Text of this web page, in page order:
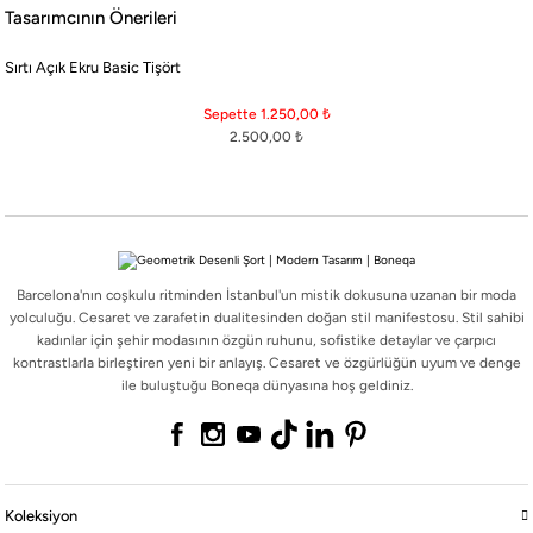
Tasarımcının Önerileri
Sırtı Açık Ekru Basic Tişört
2.500,00 ₺
Sepette 1.250,00₺
Barcelona'nın coşkulu ritminden İstanbul'un mistik dokusuna uzanan bir moda
yolculuğu. Cesaret ve zarafetin dualitesinden doğan stil manifestosu. Stil sahibi
kadınlar için şehir modasının özgün ruhunu, sofistike detaylar ve çarpıcı
kontrastlarla birleştiren yeni bir anlayış. Cesaret ve özgürlüğün uyum ve denge
ile buluştuğu Boneqa dünyasına hoş geldiniz.
Koleksiyon
Barcelona'nın coşkulu ritminden İstanbul'un mistik dokusuna uzanan bir moda
kadınlar için şehir modasının özgün ruhunu, sofistike detaylar ve çarpıcı
kontrastlarla birleştiren yeni bir anlayış. Cesaret ve özgürlüğün uyum ve denge
Online Mağaza
Boneqa